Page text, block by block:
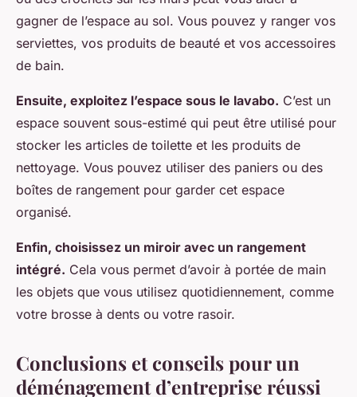
gagner de l’espace au sol. Vous pouvez y ranger vos
serviettes, vos produits de beauté et vos accessoires
de bain.
Ensuite, exploitez l’espace sous le lavabo. C’est un
espace souvent sous-estimé qui peut être utilisé pour
stocker les articles de toilette et les produits de
nettoyage. Vous pouvez utiliser des paniers ou des
boîtes de rangement pour garder cet espace
organisé.
Enfin, choisissez un miroir avec un rangement
intégré. Cela vous permet d’avoir à portée de main
les objets que vous utilisez quotidiennement, comme
votre brosse à dents ou votre rasoir.
Conclusions et conseils pour un
déménagement d’entreprise réussi